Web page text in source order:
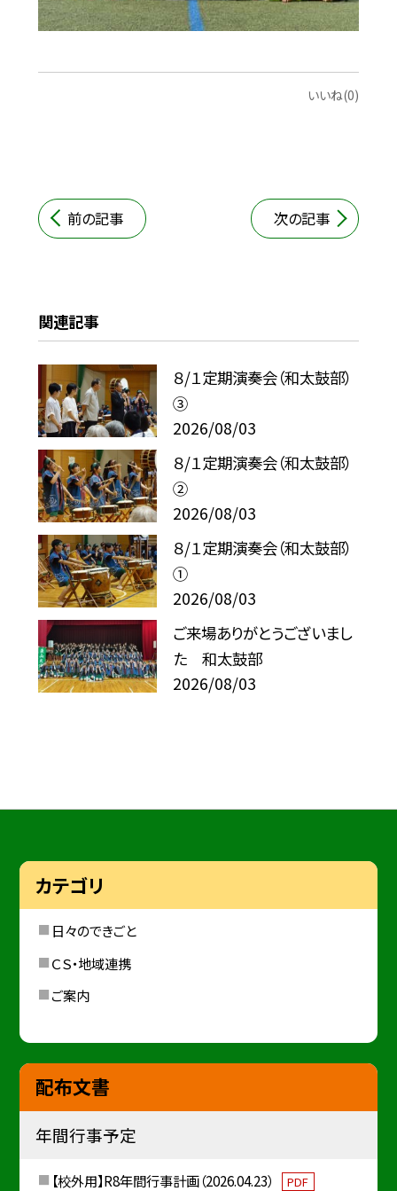
いいね(0)
前の記事 次の記事
関連記事
８/１定期演奏会（和太鼓部）
③
2026/08/03
８/１定期演奏会（和太鼓部）
②
2026/08/03
８/１定期演奏会（和太鼓部）
①
2026/08/03
ご来場ありがとうございまし
た 和太鼓部
2026/08/03
カテゴリ
日々のできごと
ＣＳ・地域連携
ご案内
配布文書
年間行事予定
【校外用】R8年間行事計画（2026.04.23） PDF